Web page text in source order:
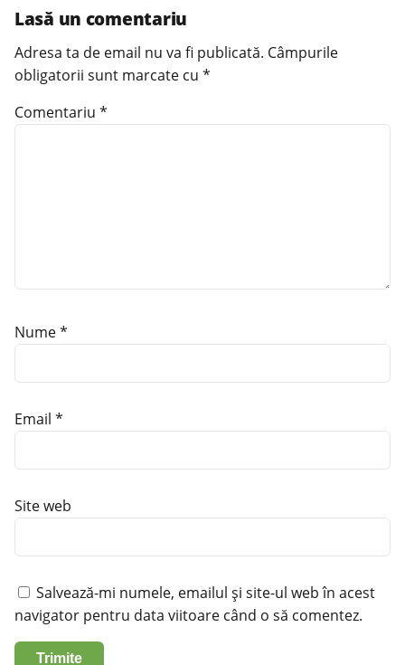
Lasă un comentariu
Adresa ta de email nu va fi publicată. Câmpurile
obligatorii sunt marcate cu *
Comentariu *
Nume*
Email *
Site web
Salvează-mi numele, emailul și site-ul web în acest
navigator pentru data viitoare când o să comentez.